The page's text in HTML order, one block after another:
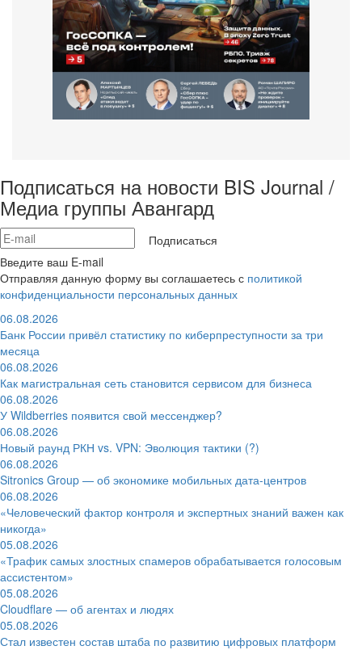
Подписаться на новости BIS Journal /
Медиа группы Авангард
Подписаться
Введите ваш E-mail
Отправляя данную форму вы соглашаетесь с политикой
конфиденциальности персональных данных
06.08.2026
Банк России привёл статистику по киберпреступности за три
месяца
06.08.2026
Как магистральная сеть становится сервисом для бизнеса
06.08.2026
У Wildberries появится свой мессенджер?
06.08.2026
Новый раунд РКН vs. VPN: Эволюция тактики (?)
06.08.2026
Sitronics Group — об экономике мобильных дата-центров
06.08.2026
«Человеческий фактор контроля и экспертных знаний важен как
никогда»
05.08.2026
«Трафик самых злостных спамеров обрабатывается голосовым
ассистентом»
05.08.2026
Cloudflare — об агентах и людях
05.08.2026
Стал известен состав штаба по развитию цифровых платформ